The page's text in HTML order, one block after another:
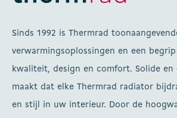
Sinds 1992 is Thermrad
verwarmingsoplossingen en een
kwaliteit, design en comfort. Solide en
maakt dat elke Thermrad radiator
en stijl in uw interieur. Door de